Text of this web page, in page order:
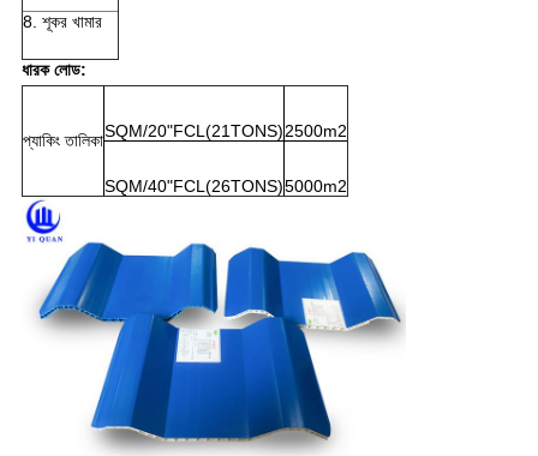
8. শূকর খামার
ধারক লোড:
প্যাকিং তালিকাSQM/20"FCL(21TONS)2500m2
SQM/40"FCL(26TONS)5000m2